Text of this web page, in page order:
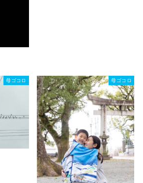
母ゴコロ 母ゴコロ